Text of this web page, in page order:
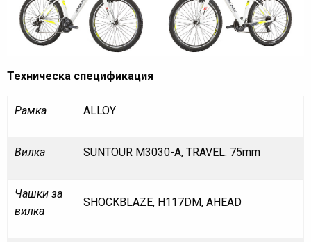
Техническа спецификация
Рамка ALLOY
Вилка SUNTOUR M3030-A, TRAVEL: 75mm
Чашки за
вилка
SHOCKBLAZE, H117DM, AHEAD